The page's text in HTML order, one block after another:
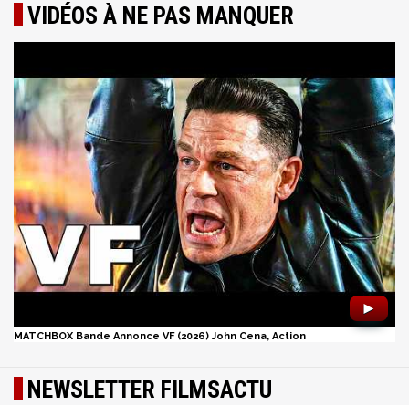
VIDÉOS À NE PAS MANQUER
►
MATCHBOX Bande Annonce VF (2026) John Cena, Action
NEWSLETTER FILMSACTU